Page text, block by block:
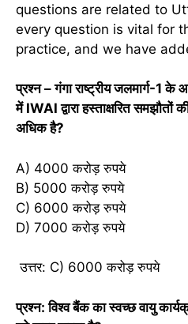
questions are related to
every question is vital for
practice, and we have
प्रश्न – गंगा राष्ट्रीय जलमार्ग-1
में IWAI द्वारा हस्ताक्षरित
अधिक है?​
A) 4000 करोड़ रुपये
B) 5000 करोड़ रुपये
C) 6000 करोड़ रुपये
D) 7000 करोड़ रुपये
उत्तर: C) 6000 करोड़ रुपये
प्रश्न: विश्व बैंक का स्वच्छ वायु